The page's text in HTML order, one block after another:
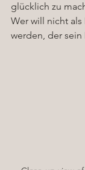
glücklich zu
Wer will nicht
werden, der sein